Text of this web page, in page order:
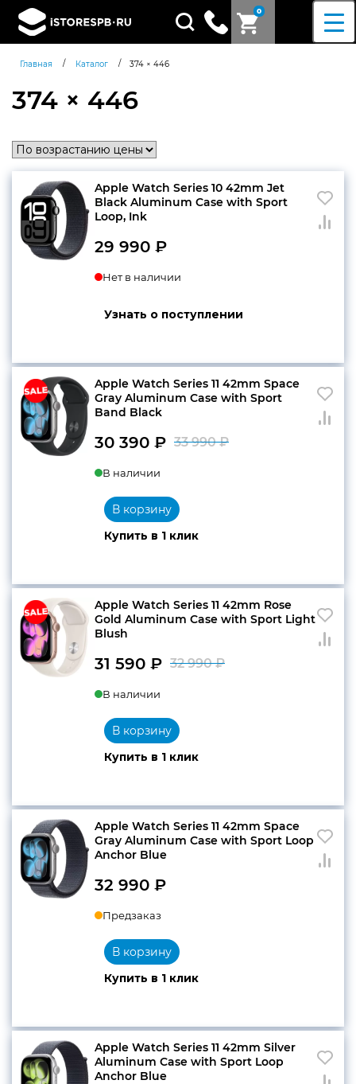
0
Поиск
товаров
Главная / Каталог / 374 × 446
374 × 446
Apple Watch Series 10 42mm Jet
Black Aluminum Case with Sport
Loop, Ink
29 990 ₽
Нет в наличии
Узнать о поступлении
Apple Watch Series 11 42mm Space
Gray Aluminum Case with Sport
Band Black
33 990₽
30 390 ₽
В наличии
Купить в 1 клик
В корзину
Apple Watch Series 11 42mm Rose
Gold Aluminum Case with Sport Light
Blush
32 990₽
31 590 ₽
В наличии
Купить в 1 клик
В корзину
Apple Watch Series 11 42mm Space
Gray Aluminum Case with Sport Loop
Anchor Blue
32 990 ₽
Предзаказ
Купить в 1 клик
В корзину
Apple Watch Series 11 42mm Silver
Aluminum Case with Sport Loop
Anchor Blue
конфиденциальности
(c 10:00 до 21:00, без
выходных)